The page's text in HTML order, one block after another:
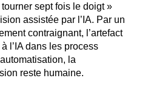
sept fois le doigt »
assistée par l’IA. Par un
contraignant, l’artefact
l’IA dans les process
la
reste humaine.